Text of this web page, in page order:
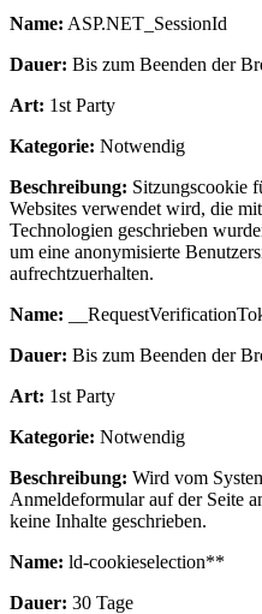
Name: ASP.NET_SessionId
Dauer: Bis zum Beenden der
Art: 1st Party
Kategorie: Notwendig
Beschreibung: Sitzungscookie
Websites verwendet wird, die
Technologien geschrieben
um eine anonymisierte
aufrechtzuerhalten.
Name:
Dauer: Bis zum Beenden der
Art: 1st Party
Kategorie: Notwendig
Beschreibung: Wird vom
Anmeldeformular auf der Seite
keine Inhalte geschrieben.
Name: ld-cookieselection**
Dauer: 30 Tage